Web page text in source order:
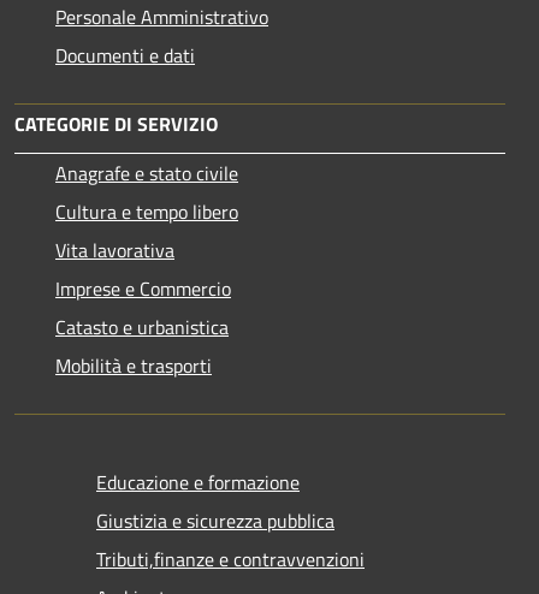
Personale Amministrativo
Documenti e dati
CATEGORIE DI SERVIZIO
Anagrafe e stato civile
Cultura e tempo libero
Vita lavorativa
Imprese e Commercio
Catasto e urbanistica
Mobilità e trasporti
Educazione e formazione
Giustizia e sicurezza pubblica
Tributi,finanze e contravvenzioni